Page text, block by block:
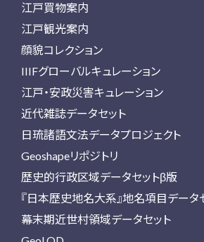
江戸買物案内
江戸観光案内
顔貌コレクション
IIIFグローバルキュレーション
江戸・安政災害キュレーション
近代雑誌データセット
日琉諸語文法データプロジェクト
Geoshapeリポジトリ
歴史的行政区域データセットβ版
『日本歴史地名大系』地名項目データ
幕末期近世村領域データセット